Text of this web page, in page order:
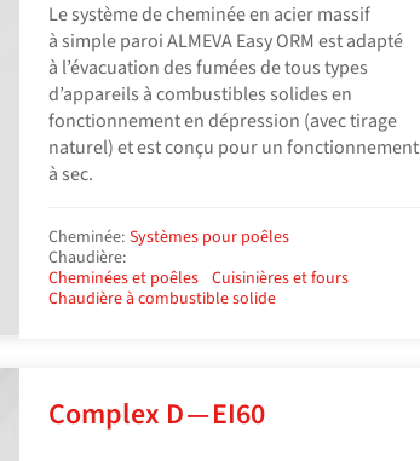
Le système de cheminée en acier massif
à simple paroi ALMEVA Easy ORM est adapté
à l’évacuation des fumées de tous types
d’appareils à combustibles solides en
fonctionnement en dépression (avec tirage
naturel) et est conçu pour un fonctionnement
à sec.
Cheminée: Systèmes pour poêles
Chaudière:
Cheminées et poêles Cuisinières et fours
Chaudière à combustible solide
Complex D — EI60